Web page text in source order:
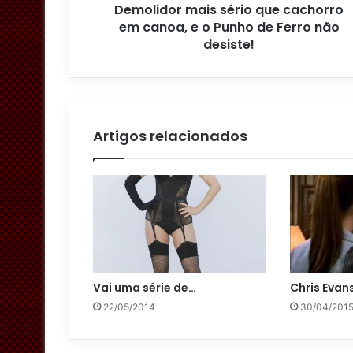
a
Demolidor mais sério que cachorro
em canoa, e o Punho de Ferro não
desiste!
Artigos relacionados
Vai uma série de…
22/05/2014
Chris
30/04/2015